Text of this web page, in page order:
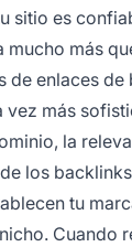
sitio es
mucho más
de enlaces
vez más
la
los
tu
Cuando